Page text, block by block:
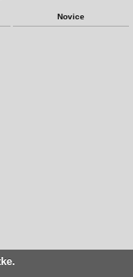
Novice